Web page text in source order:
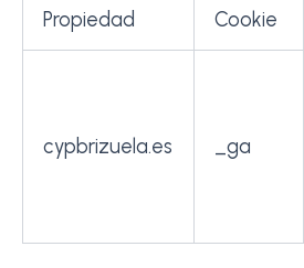
Propiedad Cookie
cypbrizuela.es _ga